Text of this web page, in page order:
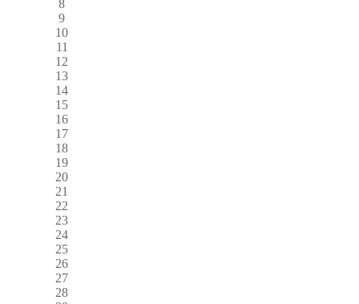
8
9
10
11
12
13
14
15
16
17
18
19
20
21
22
23
24
25
26
27
28